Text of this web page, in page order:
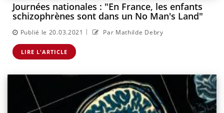
Journées nationales : "En France, les enfants
schizophrènes sont dans un No Man's Land"
Publié le 20.03.2021 | Par Mathilde Debry
LIRE L'ARTICLE